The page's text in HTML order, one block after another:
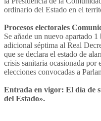
ordinario del Estado en el
Procesos electorales
Se añade un nuevo apartado
adicional séptima al Real
que se declara el estado de
crisis sanitaria ocasionada
elecciones convocadas a
Entrada en vigor: El día de
del Estado».